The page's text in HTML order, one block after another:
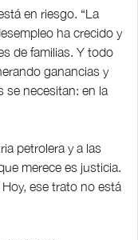
en riesgo. “La
ha crecido y
de familias. Y todo
ganancias y
se necesitan: en la
petrolera y a las
merece es justicia.
ese trato no está